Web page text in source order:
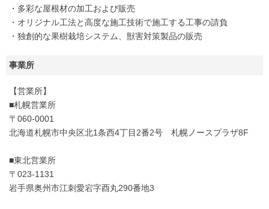
・多彩な屋根材の加工および販売
・オリジナル工法と高度な施工技術で施工する工事の請負
・独創的な果樹栽培システム、獣害対策製品の販売
事業所
【営業所】
■札幌営業所
〒060-0001
北海道札幌市中央区北1条西4丁目2番2号 札幌ノースプラザ8F
■東北営業所
〒023-1131
岩手県奥州市江刺愛宕字酉丸290番地3